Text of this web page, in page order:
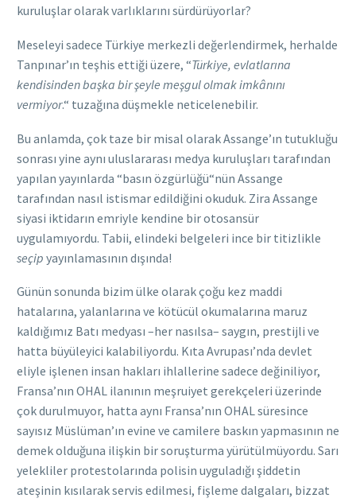
kuruluşlar olarak varlıklarını sürdürüyorlar?
Meseleyi sadece Türkiye merkezli değerlendirmek, herhalde
Tanpınar’ın teşhis ettiği üzere, “Türkiye, evlatlarına
kendisinden başka bir şeyle meşgul olmak imkânını
vermiyor.“ tuzağına düşmekle neticelenebilir.
Bu anlamda, çok taze bir misal olarak Assange’ın tutukluğu
sonrası yine aynı uluslararası medya kuruluşları tarafından
yapılan yayınlarda “basın özgürlüğü“nün Assange
tarafından nasıl istismar edildiğini okuduk. Zira Assange
siyasi iktidarın emriyle kendine bir otosansür
uygulamıyordu. Tabii, elindeki belgeleri ince bir titizlikle
seçip yayınlamasının dışında!
Günün sonunda bizim ülke olarak çoğu kez maddi
hatalarına, yalanlarına ve kötücül okumalarına maruz
kaldığımız Batı medyası –her nasılsa– saygın, prestijli ve
hatta büyüleyici kalabiliyordu. Kıta Avrupası’nda devlet
eliyle işlenen insan hakları ihlallerine sadece değiniliyor,
Fransa’nın OHAL ilanının meşruiyet gerekçeleri üzerinde
çok durulmuyor, hatta aynı Fransa’nın OHAL süresince
sayısız Müslüman’ın evine ve camilere baskın yapmasının ne
demek olduğuna ilişkin bir soruşturma yürütülmüyordu. Sarı
yelekliler protestolarında polisin uyguladığı şiddetin
ateşinin kısılarak servis edilmesi, fişleme dalgaları, bizzat